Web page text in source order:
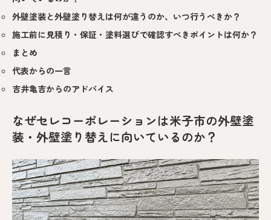
外壁塗装と外壁塗り替えは何が違うのか、いつ行うべきか？
施工前に見積り・保証・塗料選びで確認すべきポイントは何か？
まとめ
代表からの一言
吉井亀吉からのアドバイス
なぜセレコーポレーションは米子市の外壁塗
装・外壁塗り替えに向いているのか？